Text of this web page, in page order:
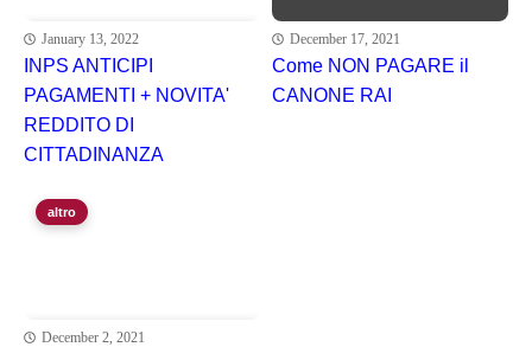
January 13, 2022
INPS ANTICIPI
PAGAMENTI + NOVITA'
REDDITO DI
CITTADINANZA
December 17, 2021
Come NON PAGARE il
CANONE RAI
altro
December 2, 2021